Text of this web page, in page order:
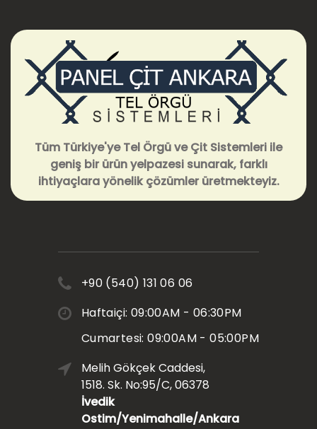
Tüm Türkiye'ye Tel Örgü ve Çit Sistemleri ile
geniş bir ürün yelpazesi sunarak, farklı
ihtiyaçlara yönelik çözümler üretmekteyiz.
+90 (540) 131 06 06
Haftaiçi: 09:00AM - 06:30PM
Cumartesi: 09:00AM - 05:00PM
Melih Gökçek Caddesi,
1518. Sk. No:95/C, 06378
İvedik
Ostim/Yenimahalle/Ankara